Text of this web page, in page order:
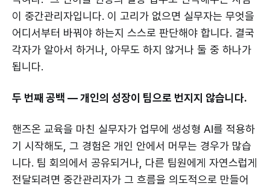
이 중간관리자입니다. 이 고리가 없으면 실무자는 무엇을
어디서부터 바꿔야 하는지 스스로 판단해야 합니다. 결국
각자가 알아서 하거나, 아무도 하지 않거나 둘 중 하나가
됩니다.
두 번째 공백 — 개인의 성장이 팀으로 번지지 않습니다.
핸즈온 교육을 마친 실무자가 업무에 생성형 AI를 적용하
기 시작해도, 그 경험은 개인 안에서 머무는 경우가 많습
니다. 팀 회의에서 공유되거나, 다른 팀원에게 자연스럽게
전달되려면 중간관리자가 그 흐름을 의도적으로 만들어